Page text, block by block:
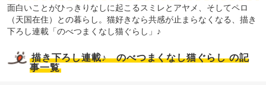
面白いことがひっきりなしに起こるスミレとアヤメ、そしてペロ
（天国在住）との暮らし。猫好きなら共感が止まらなくなる、描き
下ろし連載「のべつまくなし猫ぐらし」♪
描き下ろし連載♪ のべつまくなし猫ぐらし の記
事一覧